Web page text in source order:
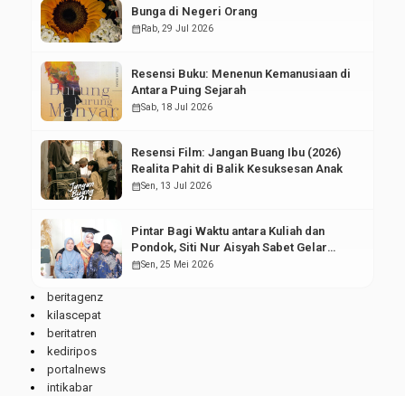
Bunga di Negeri Orang
calendar_month Rab, 29 Jul 2026
Resensi Buku: Menenun Kemanusiaan di
Antara Puing Sejarah
calendar_monthSab, 18 Jul 2026
Resensi Film: Jangan Buang Ibu (2026)
Realita Pahit di Balik Kesuksesan Anak
calendar_monthSen, 13 Jul 2026
Pintar Bagi Waktu antara Kuliah dan
Pondok, Siti Nur Aisyah Sabet Gelar
Wisudawan Terbaik
calendar_monthSen, 25 Mei 2026
beritagenz
kilascepat
beritatren
kediripos
portalnews
intikabar